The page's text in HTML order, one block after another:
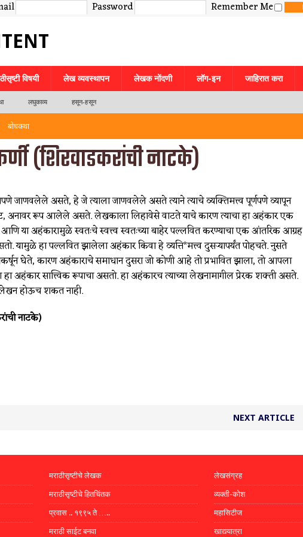
Password Remember Me
विषयी लेख व्यवस्थापन लेखक नोंदणी लॉग-इन जाहिरात करा
लघुकाव्य हसून-हसून
बोधकथा
बोधकथा
इष्टदैवतेत आहे बोधकथा
(शिरवाडकरांची नाटके)
जाणवलेले असते, हे जे त्याला जाणवलेले असते त्याने त्याचे व्यक्तिमत्त्व पूर्णपणे व्यापून
रूप आलेले असते. लेखकाला लिहावेसे वाटते याचे कारण त्याचा हा अहंकार एक
या अहंकारामुळे स्वतःचे स्वत्त्व स्वतःच्या बाहेर पल्लवित करण्याचा एक आंतरिक आग्रह
यामुळे हा पल्लवित झालेला अहंकार किवा हे व्यत्ति*मत्त्व दुसर्‍यापर्यंत पोहचते. नुसते
घेते, कारण अहंकाराचे समाधान दुसरा जो कोणी आहे तो प्रभावित झाला, तो आपला
हा अहंकार सात्त्विक रूपाचा असतो. हा अहंकारच त्याच्या लेखनामागील प्रेरक शक्ती असते.
लेखन होऊच शकत नाही.
नाटके)
NEXT ARTICLE
मराठीसृष्टीचे लेखक
मराठीसृष्टीचे हितचिंतक
प्रवास .. १९९५ ते …..
मराठी साईट बनवा
लेखसंग्रह
व्यक्ती-कोश
महासिटीज
खाद्ययात्रा